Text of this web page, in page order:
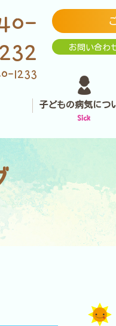
1233
お問い合わ
子どもの病気につ
Sick